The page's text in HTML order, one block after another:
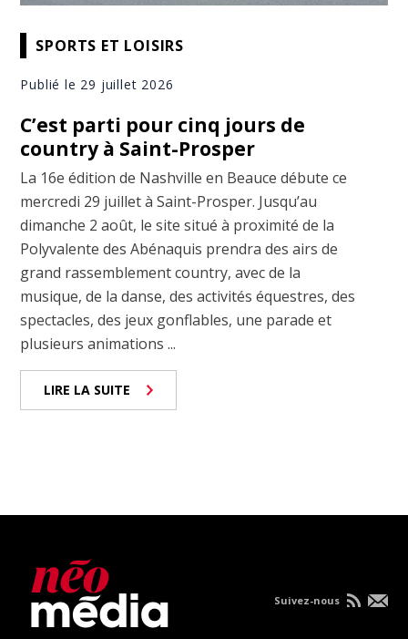
SPORTS ET LOISIRS
Publié le 29 juillet 2026
C’est parti pour cinq jours de
country à Saint-Prosper
La 16e édition de Nashville en Beauce débute ce
mercredi 29 juillet à Saint-Prosper. Jusqu’au
dimanche 2 août, le site situé à proximité de la
Polyvalente des Abénaquis prendra des airs de
grand rassemblement country, avec de la
musique, de la danse, des activités équestres, des
spectacles, des jeux gonflables, une parade et
plusieurs animations ...
LIRE LA SUITE
Suivez-nous